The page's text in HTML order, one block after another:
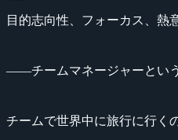
目的志向性、フォーカス、熱
――チームマネージャーとい
チームで世界中に旅行に行く